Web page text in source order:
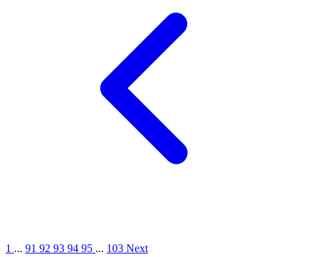
1 ... 91 92 93 94 95 ... 103 Next